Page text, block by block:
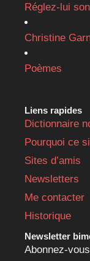
Réglez-lui
Christine
Poèmes
Liens rapides
Dictionnaire
Pourquoi ce
Sites d’amis
Newsletters
Me contacter
Historique
Newsletter
Abonnez-